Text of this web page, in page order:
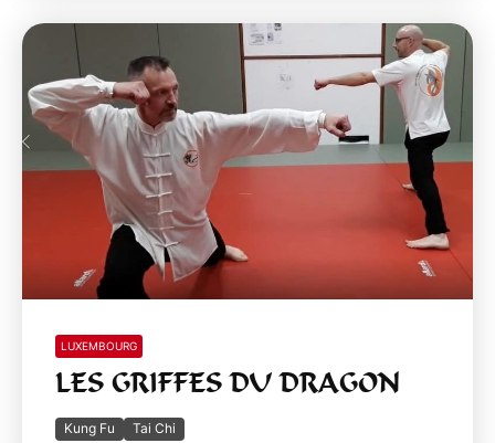
LUXEMBOURG
LES GRIFFES DU DRAGON
Kung Fu Tai Chi